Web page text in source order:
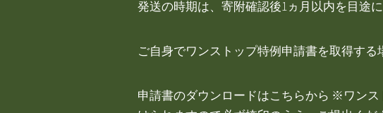
発送の時期は、寄附確認後1ヵ月以内を目途
ご自身でワンストップ特例申請書を取得する
申請書のダウンロードはこちらから ※ワン